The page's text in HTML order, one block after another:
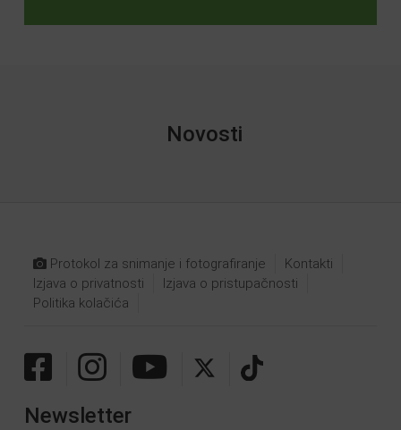
Novosti
Protokol za snimanje i fotografiranje
Kontakti
Izjava o privatnosti
Izjava o pristupačnosti
Politika kolačića
Newsletter